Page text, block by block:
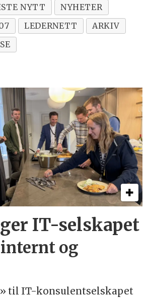
NYTT
NYHETER
LEDERNETT
ARKIV
IT-selskapet
og
til IT-konsulentselskapet